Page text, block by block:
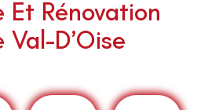
Rénovation
Val-D’Oise